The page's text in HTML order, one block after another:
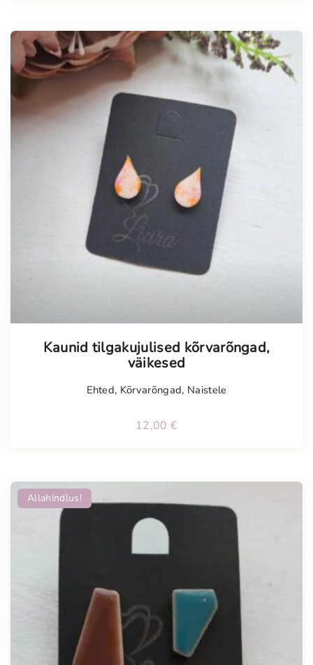
Kaunid tilgakujulised kõrvarõngad,
väikesed
Ehted, Kõrvarõngad, Naistele
12,00 €
Allahindlus!